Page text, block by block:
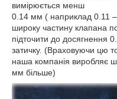
вимірюється менш
0.14 мм ( наприклад 0.11
широку частину клапана
підточити до досягнення
затичку. (Враховуючи цю
наша компанія виробляє
мм більше)